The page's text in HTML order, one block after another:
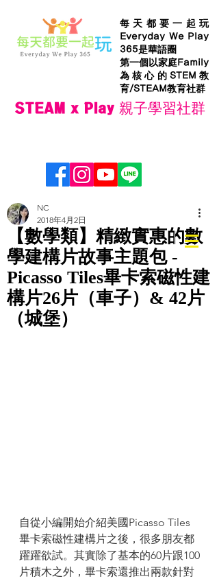
每天都要一起玩
Everyday We Play
365是華語圈
第一個以家庭Family
為核心的STEM教
育/STEAM教育社群
STEAM x Play 親子學習社群
【數學類】精緻實惠的數
學建構片故事主題包 -
Picasso Tiles畢卡索磁性建
構片26片（車子）& 42片
（城堡）
NC
2018年4月2日
自從小編開始介紹美國Picasso Tiles
畢卡索磁性建構片之後，很多朋友都
躍躍欲試。其實除了基本的60片跟100
片積木之外，畢卡索還推出兩款針對